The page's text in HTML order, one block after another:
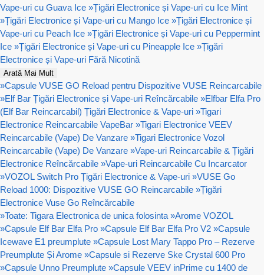
Vape-uri cu Guava Ice »Țigări Electronice și Vape-uri cu Ice Mint
»Țigări Electronice și Vape-uri cu Mango Ice »Țigări Electronice și
Vape-uri cu Peach Ice »Țigări Electronice și Vape-uri cu Peppermint
Ice »Țigări Electronice și Vape-uri cu Pineapple Ice »Țigări
Electronice și Vape-uri Fără Nicotină
Arată Mai Mult
»Capsule VUSE GO Reload pentru Dispozitive VUSE Reincarcabile
»Elf Bar Țigări Electronice și Vape-uri Reîncărcabile »Elfbar Elfa Pro
(Elf Bar Reincarcabil) Țigări Electronice & Vape-uri »Tigari
Electronice Reincarcabile VapeBar »Tigari Electronice VEEV
Reincarcabile (Vape) De Vanzare »Tigari Electronice Vozol
Reincarcabile (Vape) De Vanzare »Vape-uri Reincarcabile & Țigări
Electronice Reîncărcabile »Vape-uri Reincarcabile Cu Incarcator
»VOZOL Switch Pro Țigări Electronice & Vape-uri »VUSE Go
Reload 1000: Dispozitive VUSE GO Reincarcabile »Țigări
Electronice Vuse Go Reîncărcabile
»Toate: Tigara Electronica de unica folosinta »Arome VOZOL
»Capsule Elf Bar Elfa Pro »Capsule Elf Bar Elfa Pro V2 »Capsule
Icewave E1 preumplute »Capsule Lost Mary Tappo Pro – Rezerve
Preumplute Și Arome »Capsule si Rezerve Ske Crystal 600 Pro
»Capsule Unno Preumplute »Capsule VEEV inPrime cu 1400 de